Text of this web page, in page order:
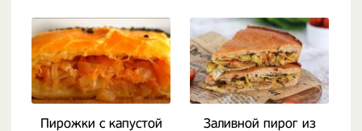
Пирожки с капустой Заливной пирог из